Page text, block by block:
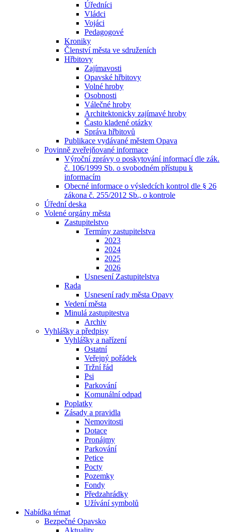
Úředníci
Vládci
Vojáci
Pedagogové
Kroniky
Členství města ve sdruženích
Hřbitovy
Zajímavosti
Opavské hřbitovy
Volné hroby
Osobnosti
Válečné hroby
Architektonicky zajímavé hroby
Často kladené otázky
Správa hřbitovů
Publikace vydávané městem Opava
Povinně zveřejňované informace
Výroční zprávy o poskytování informací dle zák.
č. 106/1999 Sb. o svobodném přístupu k
informacím
Obecné informace o výsledcích kontrol dle § 26
zákona č. 255/2012 Sb., o kontrole
Úřední deska
Volené orgány města
Zastupitelstvo
Termíny zastupitelstva
2023
2024
2025
2026
Usnesení Zastupitelstva
Rada
Usnesení rady města Opavy
Vedení města
Minulá zastupitestva
Archiv
Vyhlášky a předpisy
Vyhlášky a nařízení
Ostatní
Veřejný pořádek
Tržní řád
Psi
Parkování
Komunální odpad
Poplatky
Zásady a pravidla
Nemovitosti
Dotace
Pronájmy
Parkování
Petice
Pocty
Pozemky
Fondy
Předzahrádky
Užívání symbolů
Nabídka témat
Bezpečné Opavsko